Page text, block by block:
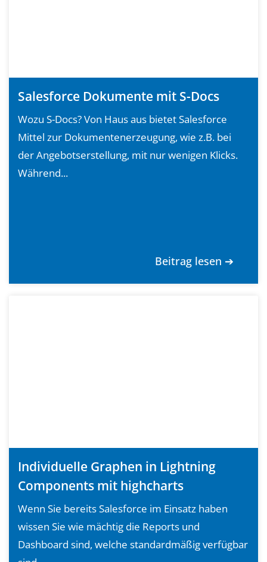
Salesforce Dokumente mit S-Docs
Wozu S-Docs? Von Haus aus bietet Salesforce
Mittel zur Dokumentenerzeugung, wie z.B. bei
der Angebotserstellung, mit nur wenigen Klicks.
Während...
Beitrag lesen ➔
Individuelle Graphen in Lightning
Components mit highcharts
Wenn Sie bereits Salesforce im Einsatz haben
wissen Sie wie mächtig die Reports und
Dashboard sind, welche standardmäßig verfügbar